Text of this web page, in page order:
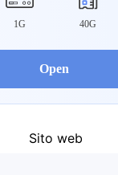
1G 40G
Open
Sito web